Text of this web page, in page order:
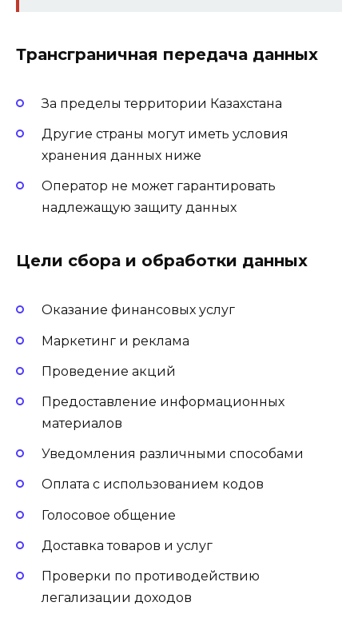
Трансграничная передача данных
За пределы территории Казахстана
Другие страны могут иметь условия
хранения данных ниже
Оператор не может гарантировать
надлежащую защиту данных
Цели сбора и обработки данных
Оказание финансовых услуг
Маркетинг и реклама
Проведение акций
Предоставление информационных
материалов
Уведомления различными способами
Оплата с использованием кодов
Голосовое общение
Доставка товаров и услуг
Проверки по противодействию
легализации доходов